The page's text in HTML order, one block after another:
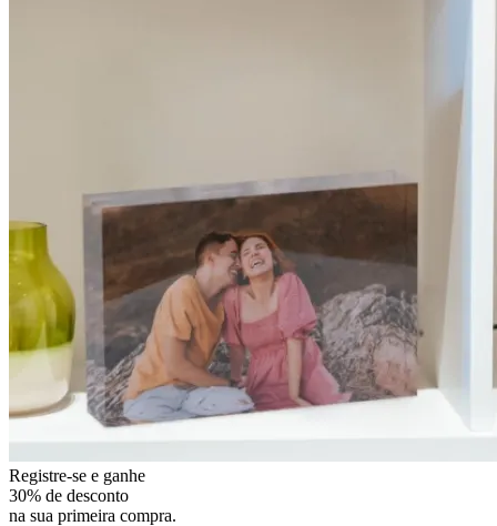
Registre-se e ganhe
30% de desconto
na sua primeira compra.